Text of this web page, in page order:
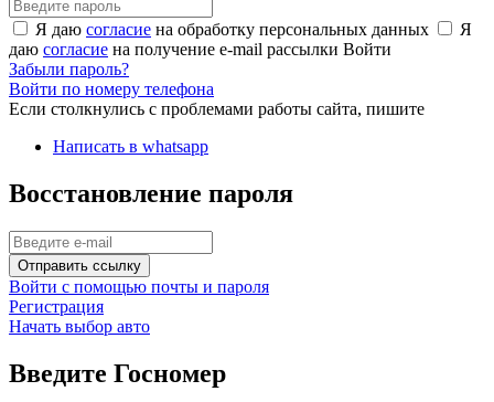
Я даю согласие на обработку персональных данных
Я
даю согласие на получение e-mail рассылки Войти
Забыли пароль?
Войти по номеру телефона
Если столкнулись с проблемами работы сайта, пишите
Написать в whatsapp
Восстановление пароля
Отправить ссылку
Войти с помощью почты и пароля
Регистрация
Начать выбор авто
Введите Госномер